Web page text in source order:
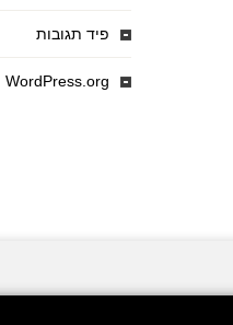
פיד תגובות
WordPress.org